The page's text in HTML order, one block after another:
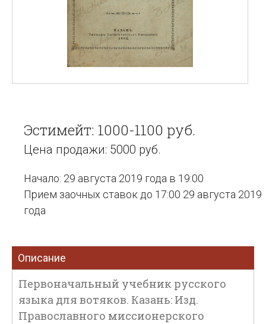
Эстимейт: 1000-1100 руб.
Цена продажи: 5000 руб.
Начало: 29 августа 2019 года в 19:00
Прием заочных ставок до 17:00 29 августа 2019
года
Описание
Первоначальный учебник русского
языка для вотяков. Казань: Изд.
Православного миссионерского